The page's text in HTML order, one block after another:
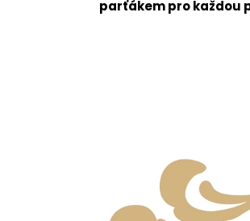
parťákem pro každou